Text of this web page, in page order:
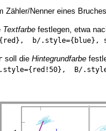
Zähler/Nenner eines
Textfarbe festlegen, etwa
b/.style={blue},
soll die Hintegrundfarbe
B/